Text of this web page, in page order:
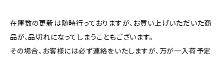
在庫数の更新は随時行っておりますが、お買い上げいただいた商
品が、品切れになってしまうこともございます。
その場合、お客様には必ず連絡をいたしますが、万が一入荷予定